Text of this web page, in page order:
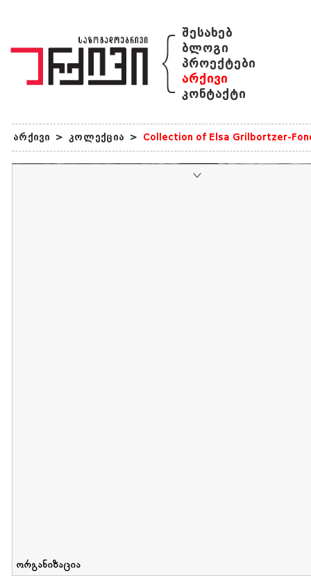
{ შესახებ
ბლოგი
პროექტები
არქივი
კონტაქტი
არქივი > კოლექცია > Collection of Elsa Grilbortzer-
ორგანიზაცია